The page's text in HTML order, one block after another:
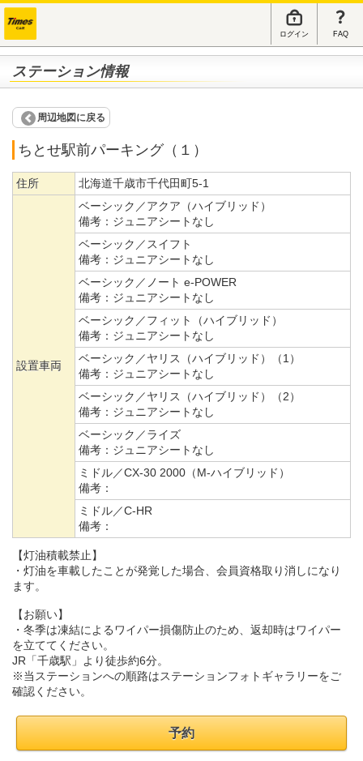
ログイン FAQ
ステーション情報
周辺地図に戻る
ちとせ駅前パーキング（１）
住所 北海道千歳市千代田町5-1
設置車両
ベーシック／アクア（ハイブリッド）
備考： ジュニアシートなし
ベーシック／スイフト
備考： ジュニアシートなし
ベーシック／ノート e-POWER
備考： ジュニアシートなし
ベーシック／フィット（ハイブリッド）
備考： ジュニアシートなし
ベーシック／ヤリス（ハイブリッド）（1）
備考： ジュニアシートなし
ベーシック／ヤリス（ハイブリッド）（2）
備考： ジュニアシートなし
ベーシック／ライズ
備考： ジュニアシートなし
ミドル／CX-30 2000（M-ハイブリッド）
備考：
ミドル／C-HR
備考：
【灯油積載禁止】
・灯油を車載したことが発覚した場合、会員資格取り消しになり
ます。
【お願い】
・冬季は凍結によるワイパー損傷防止のため、返却時はワイパー
を立ててください。
JR「千歳駅」より徒歩約6分。
※当ステーションへの順路はステーションフォトギャラリーをご
確認ください。
予約